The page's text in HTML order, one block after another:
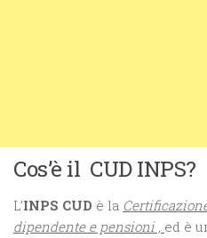
Cos’è il CUD INPS?
L’INPS CUD è la
dipendente e pensioni , ed è